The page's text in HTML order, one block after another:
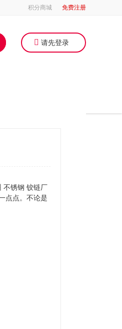
积分商城 免费注册
请先登录
不锈钢 铰链厂
点点。不论是